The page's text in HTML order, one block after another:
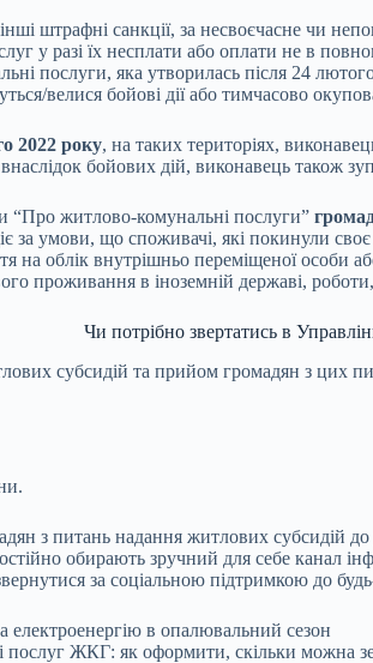
штрафні санкції, за несвоєчасне чи
у разі їх несплати або оплати не в
послуги, яка утворилась після 24
велися бойові дії або тимчасово
2022 року, на таких територіях,
бойових дій, виконавець також
“Про житлово-комунальні послуги”
за умови, що споживачі, які покинули
на облік внутрішньо переміщеної особи
проживання в іноземній державі,
Чи потрібно звертатись в
субсидій та прийом громадян з цих
з питань надання житлових субсидій
обирають зручний для себе канал
за соціальною підтримкою до
в опалювальний сезон
послуг ЖКГ: як оформити, скільки можна